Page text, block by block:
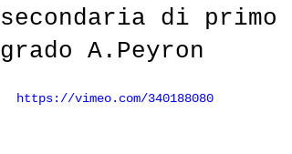
secondaria di primo
grado A.Peyron
https://vimeo.com/340188080